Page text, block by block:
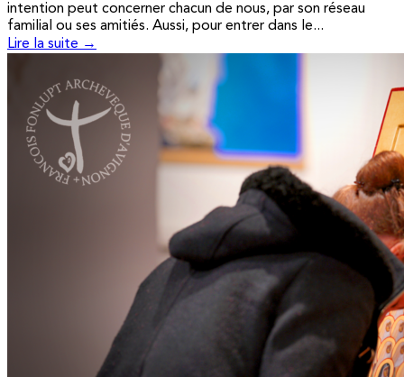
intention peut concerner chacun de nous, par son réseau
familial ou ses amitiés. Aussi, pour entrer dans le...
Lire la suite →